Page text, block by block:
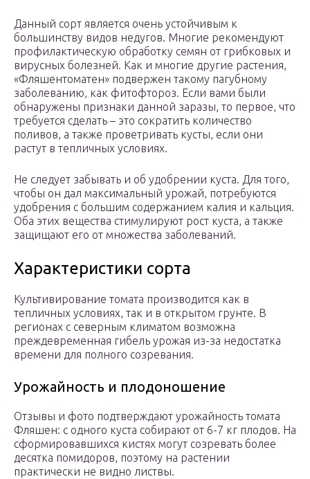
Данный сорт является очень устойчивым к
большинству видов недугов. Многие рекомендуют
профилактическую обработку семян от грибковых и
вирусных болезней. Как и многие другие растения,
«Фляшентоматен» подвержен такому пагубному
заболеванию, как фитофтороз. Если вами были
обнаружены признаки данной заразы, то первое, что
требуется сделать – это сократить количество
поливов, а также проветривать кусты, если они
растут в тепличных условиях.
Не следует забывать и об удобрении куста. Для того,
чтобы он дал максимальный урожай, потребуются
удобрения с большим содержанием калия и кальция.
Оба этих вещества стимулируют рост куста, а также
защищают его от множества заболеваний.
Характеристики сорта
Культивирование томата производится как в
тепличных условиях, так и в открытом грунте. В
регионах с северным климатом возможна
преждевременная гибель урожая из-за недостатка
времени для полного созревания.
Урожайность и плодоношение
Отзывы и фото подтверждают урожайность томата
Фляшен: с одного куста собирают от 6-7 кг плодов. На
сформировавшихся кистях могут созревать более
десятка помидоров, поэтому на растении
практически не видно листвы.